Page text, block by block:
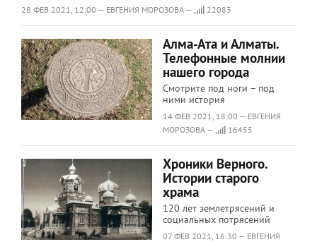
28 ФЕВ 2021, 12:00 — ЕВГЕНИЯ МОРОЗОВА — 22083
Алма-Ата и Алматы.
Телефонные молнии
нашего города
Смотрите под ноги – под
ними история
14 ФЕВ 2021, 18:00 — ЕВГЕНИЯ
МОРОЗОВА —
16455
Хроники Верного.
Истории старого
храма
120 лет землетрясений и
социальных потрясений
07 ФЕВ 2021, 16:30 — ЕВГЕНИЯ